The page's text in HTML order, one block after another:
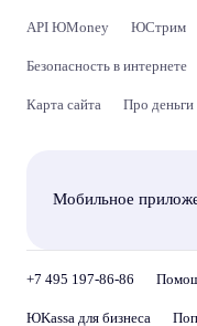
API ЮMoney ЮСтрим
Безопасность в интернете
Карта сайта Про деньги
Мобильное
+7 495 197-86-86
ЮKassa для бизнеса